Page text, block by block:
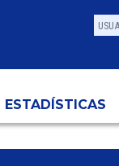
ESTADÍSTICAS